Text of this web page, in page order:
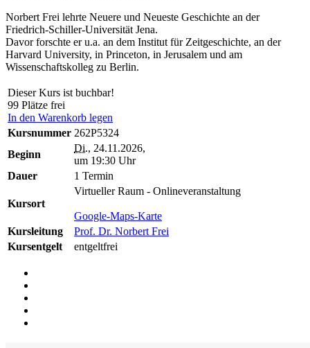
Norbert Frei lehrte Neuere und Neueste Geschichte an der
Friedrich-Schiller-Universität Jena.
Davor forschte er u.a. an dem Institut für Zeitgeschichte, an der
Harvard University, in Princeton, in Jerusalem und am
Wissenschaftskolleg zu Berlin.
Dieser Kurs ist buchbar!
99 Plätze frei
In den Warenkorb legen
Kursnummer 262P5324
Beginn
Di., 24.11.2026,
um 19:30 Uhr
Dauer
1 Termin
Kursort
Virtueller Raum - Onlineveranstaltung
Google-Maps-Karte
Kursleitung
Prof. Dr. Norbert Frei
Kursentgelt
entgeltfrei